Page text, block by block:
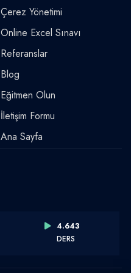
Çerez Yönetimi
Online Excel Sınavı
Referanslar
Blog
Eğitmen Olun
İletişim Formu
Ana Sayfa
4.643
DERS